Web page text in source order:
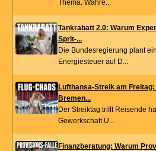
Thema. Währe...
Tankrabatt 2.0: Warum
Sprit-...
Die Bundesregierung plant
Energiesteuer auf D...
Lufthansa-Streik am
Bremen...
Der Streiktag trifft Reisende
Gewerkschaft U...
Finanzberatung: Warum